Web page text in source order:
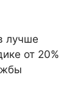
лучше
от 20%